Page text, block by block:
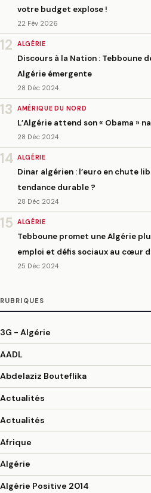
votre budget explose !
22 Fév 2026
12 ALGÉRIE
Discours à la Nation : Tebboune
Algérie émergente
28 Déc 2024
13 AMÉRIQUE DU NORD
L’Algérie attend son « Obama »
28 Déc 2024
14 ALGÉRIE
Dinar algérien : l’euro en chute
tendance durable ?
28 Déc 2024
15 ALGÉRIE
Tebboune promet une Algérie
emploi et défis sociaux au cœur
25 Déc 2024
RUBRIQUES
3G - Algérie
AADL
Abdelaziz Bouteflika
Actualités
Actualités
Afrique
Algérie
Algérie Positive 2014